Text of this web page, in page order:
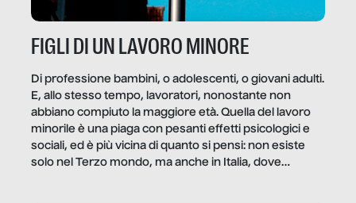
FIGLI DI UN LAVORO MINORE
Di professione bambini, o adolescenti, o giovani adulti.
E, allo stesso tempo, lavoratori, nonostante non
abbiano compiuto la maggiore età. Quella del lavoro
minorile è una piaga con pesanti effetti psicologici e
sociali, ed è più vicina di quanto si pensi: non esiste
solo nel Terzo mondo, ma anche in Italia, dove